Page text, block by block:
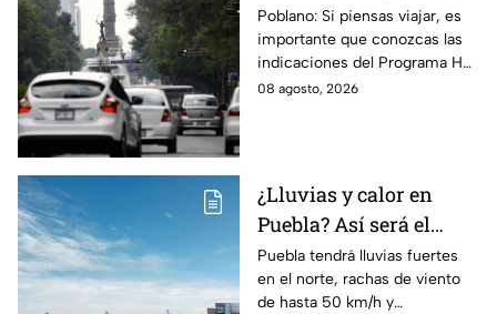
2026: ¿Qué autos no
transitan en la CDMX y
EdoMex?
Poblano: Si piensas viajar, es
importante que conozcas las
indicaciones del Programa Hoy
No Circula HOY sábado 8 de
08 agosto, 2026
¿Lluvias y calor en
Puebla? Así será el
clima HOY sábado 8 de
agosto
Puebla tendrá lluvias fuertes
en el norte, rachas de viento
de hasta 50 km/h y